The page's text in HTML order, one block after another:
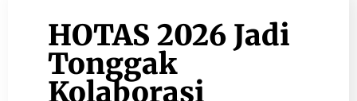
HOTAS 2026 Jadi
Tonggak
Kolaborasi